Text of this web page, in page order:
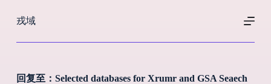
过
戎域
回复至：Selected databases for Xrumr and GSA Seaech